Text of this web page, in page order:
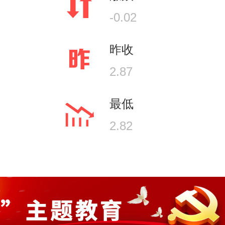
-0.02
昨收
2.87
最低
2.82